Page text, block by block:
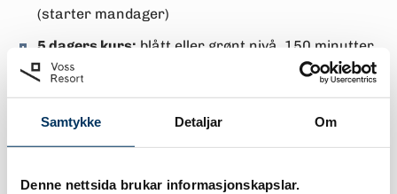
Samtykke Detaljar Om
Denne nettsida brukar informasjonskapslar.
(starter mandager)
5 dagers kurs: blått eller grønt nivå, 150 minutter
(starter mandager)
Skileik for barn 5–7 år:eit tilbod for dei yngste
som vil ha ein trygg og morosam start på ski. Økta
varer i 100 minutt.